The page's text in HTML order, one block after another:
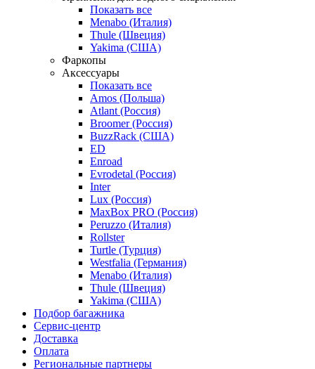
Показать все
Menabo (Италия)
Thule (Швеция)
Yakima (США)
Фаркопы
Аксессуары
Показать все
Amos (Польша)
Atlant (Россия)
Broomer (Россия)
BuzzRack (США)
ED
Enroad
Evrodetal (Россия)
Inter
Lux (Россия)
MaxBox PRO (Россия)
Peruzzo (Италия)
Rollster
Turtle (Турция)
Westfalia (Германия)
Menabo (Италия)
Thule (Швеция)
Yakima (США)
Подбор багажника
Сервис-центр
Доставка
Оплата
Региональные партнеры